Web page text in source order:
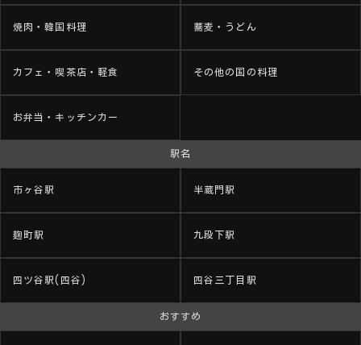
焼肉・韓国料理 蕎麦・うどん
カフェ・喫茶店・軽食 その他の国の料理
お弁当・キッチンカー
駅名
市ヶ谷駅 半蔵門駅
麹町駅 九段下駅
四ツ谷駅(四谷) 四谷三丁目駅
おすすめ